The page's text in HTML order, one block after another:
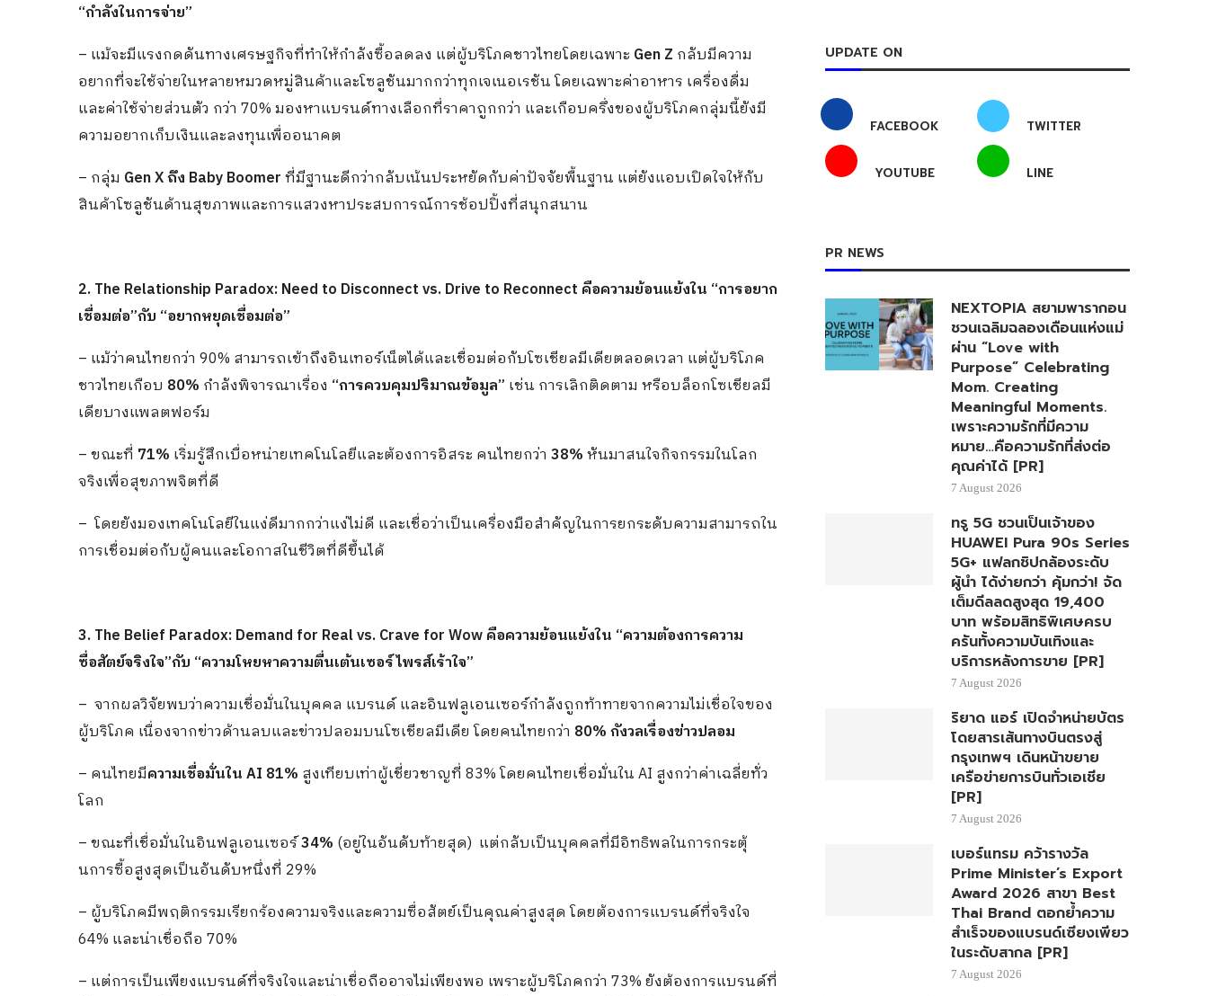
“กำลังในการจ่าย”
– แม้จะมีแรงกดดันทางเศรษฐกิจที่ทำให้กำลังซื้อลดลง แต่ผู้บริโภคชาวไทยโดยเฉพาะ Gen Z กลับมีความ
อยากที่จะใช้จ่ายในหลายหมวดหมู่สินค้าและโซลูชันมากกว่าทุกเจเนอเรชัน โดยเฉพาะค่าอาหาร เครื่องดื่ม
และค่าใช้จ่ายส่วนตัว กว่า 70% มองหาแบรนด์ทางเลือกที่ราคาถูกกว่า และเกือบครึ่งของผู้บริโภคกลุ่มนี้ยังมี
ความอยากเก็บเงินและลงทุนเพื่ออนาคต
– กลุ่ม Gen X ถึง Baby Boomerที่มีฐานะดีกว่ากลับเน้นประหยัดกับค่าปัจจัยพื้นฐาน แต่ยังแอบเปิดใจให้กับ
สินค้าโซลูชันด้านสุขภาพและการแสวงหาประสบการณ์การช้อปปิ้งที่สนุกสนาน
2. The Relationship Paradox: Need to Disconnect vs. Drive to Reconnect คือความย้อนแย้งใน “การอยาก
เชื่อมต่อ”กับ “อยากหยุดเชื่อมต่อ”
– แม้ว่าคนไทยกว่า 90% สามารถเข้าถึงอินเทอร์เน็ตได้และเชื่อมต่อกับโซเชียลมีเดียตลอดเวลา แต่ผู้บริโภค
ชาวไทยเกือบ 80% กำลังพิจารณาเรื่อง “การควบคุมปริมาณข้อมูล” เช่น การเลิกติดตาม หรือบล็อกโซเชียลมี
เดียบางแพลตฟอร์ม
– ขณะที่ 71% เริ่มรู้สึกเบื่อหน่ายเทคโนโลยีและต้องการอิสระ คนไทยกว่า 38%หันมาสนใจกิจกรรมในโลก
จริงเพื่อสุขภาพจิตที่ดี
– โดยยังมองเทคโนโลยีในแง่ดีมากกว่าแง่ไม่ดี และเชื่อว่าเป็นเครื่องมือสำคัญในการยกระดับความสามารถใน
การเชื่อมต่อกับผู้คนและโอกาสในชีวิตที่ดีขึ้นได้
3. The Belief Paradox: Demand for Real vs. Crave for Wow คือความย้อนแย้งใน “ความต้องการความ
ซื่อสัตย์จริงใจ”กับ “ความโหยหาความตื่นเต้นเซอร์ไพรส์เร้าใจ”
– จากผลวิจัยพบว่าความเชื่อมั่นในบุคคล แบรนด์ และอินฟลูเอนเซอร์กำลังถูกท้าทายจากความไม่เชื่อใจของ
ผู้บริโภค เนื่องจากข่าวด้านลบและข่าวปลอมบนโซเชียลมีเดีย โดยคนไทยกว่า 80% กังวลเรื่องข่าวปลอม
– คนไทยมีความเชื่อมั่นใน AI 81% สูงเทียบเท่าผู้เชี่ยวชาญที่ 83% โดยคนไทยเชื่อมั่นใน AI สูงกว่าค่าเฉลี่ยทั่ว
โลก
– ขณะที่เชื่อมั่นในอินฟลูเอนเซอร์34% (อยู่ในอันดับท้ายสุด) แต่กลับเป็นบุคคลที่มีอิทธิพลในการกระตุ้
นการซื้อสูงสุดเป็นอันดับหนึ่งที่ 29%
– ผู้บริโภคมีพฤติกรรมเรียกร้องความจริงและความซื่อสัตย์เป็นคุณค่าสูงสุด โดยต้องการแบรนด์ที่จริงใจ
64% และน่าเชื่อถือ 70%
– แต่การเป็นเพียงแบรนด์ที่จริงใจและน่าเชื่อถืออาจไม่เพียงพอ เพราะผู้บริโภคกว่า 73% ยังต้องการแบรนด์ที่
UPDATE ON
FACEBOOK TWITTER
YOUTUBE LINE
PR NEWS
NEXTOPIA สยามพารากอน
ชวนเฉลิมฉลองเดือนแห่งแม่
ผ่าน “Love with
Purpose” Celebrating
Mom. Creating
Meaningful Moments.
เพราะความรักที่มีความ
หมาย…คือความรักที่ส่งต่อ
คุณค่าได้ [PR]
7 August 2026
ทรู 5G ชวนเป็นเจ้าของ
HUAWEI Pura 90s Series
5G+ แฟลกชิปกล้องระดับ
ผู้นำ ได้ง่ายกว่า คุ้มกว่า! จัด
เต็มดีลลดสูงสุด 19,400
บาท พร้อมสิทธิพิเศษครบ
ครันทั้งความบันเทิงและ
บริการหลังการขาย [PR]
7 August 2026
ริยาด แอร์ เปิดจำหน่ายบัตร
โดยสารเส้นทางบินตรงสู่
กรุงเทพฯ เดินหน้าขยาย
เครือข่ายการบินทั่วเอเชีย
[PR]
7 August 2026
เบอร์แทรม คว้ารางวัล
Prime Minister’s Export
Award 2026 สาขา Best
Thai Brand ตอกย้ำความ
สำเร็จของแบรนด์เซียงเพียว
ในระดับสากล [PR]
7 August 2026